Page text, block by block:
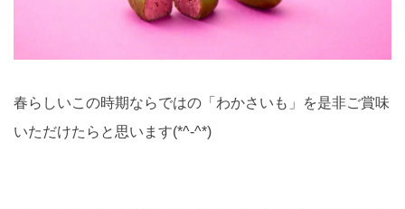
春らしいこの時期ならではの「わかさいも」を是非ご賞味
いただけたらと思います(*^-^*)